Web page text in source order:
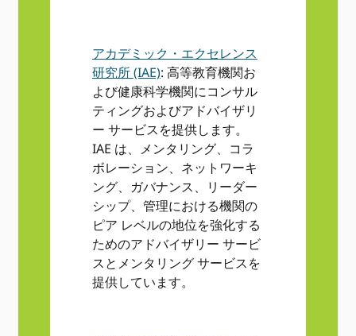
アカデミック・エクセレンス
研究所 (IAE): 高等教育機関お
よび健康科学機関にコンサル
ティングおよびアドバイザリ
ー サービスを提供します。
IAE は、メンタリング、コラ
ボレーション、ネットワーキ
ング、ガバナンス、リーダー
シップ、管理における機関の
ピア レベルの地位を強化する
ためのアドバイザリー サービ
スとメンタリング サービスを
提供しています。